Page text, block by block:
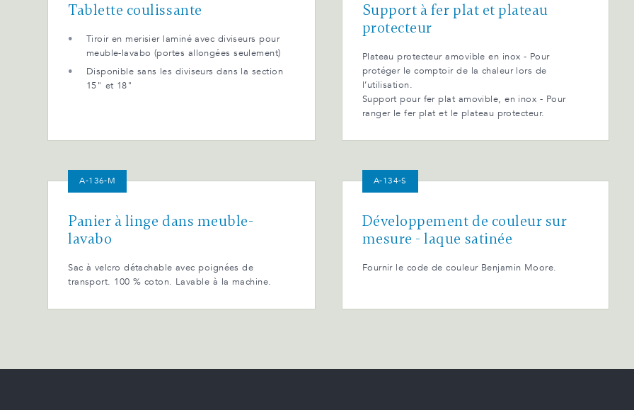
Tablette coulissante
Tiroir en merisier laminé avec diviseurs pour
meuble-lavabo (portes allongées seulement)
Disponible sans les diviseurs dans la section
15" et 18"
Support à fer plat et plateau
protecteur
Plateau protecteur amovible en inox - Pour
protéger le comptoir de la chaleur lors de
l’utilisation.
Support pour fer plat amovible, en inox - Pour
ranger le fer plat et le plateau protecteur.
A-136-M
Panier à linge dans meuble-
lavabo
Sac à velcro détachable avec poignées de
transport. 100 % coton. Lavable à la machine.
A-134-S
Développement de couleur sur
mesure - laque satinée
Fournir le code de couleur Benjamin Moore.